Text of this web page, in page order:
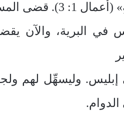
المسيح في أول خدمته أربعين يوماً في مصارعة
في البرية، والآن
إبليس. وليسهِّل لهم